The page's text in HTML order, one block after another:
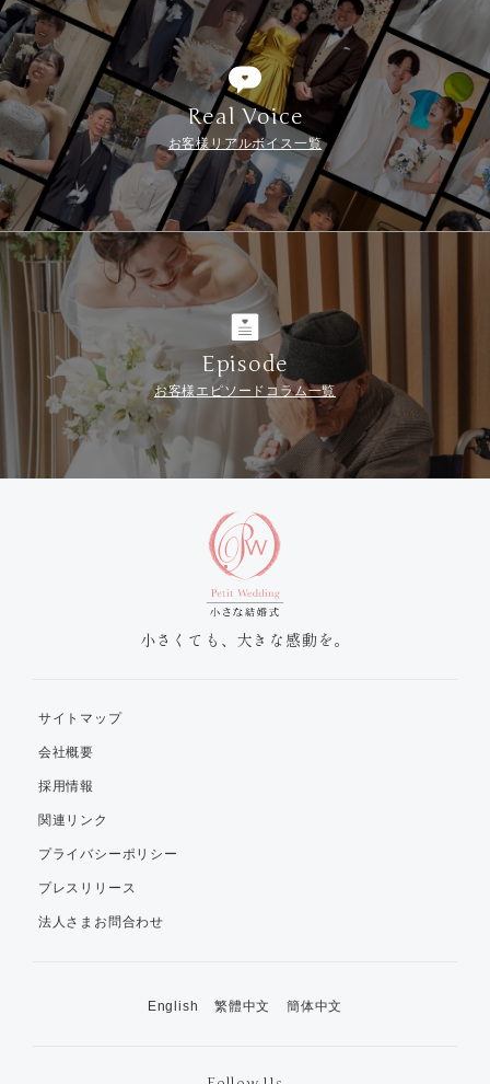
Real Voice
お客様リアルボイス一覧
Episode
お客様エピソードコラム一覧
小さくても、大きな感動を。
サイトマップ
会社概要
採用情報
関連リンク
プライバシーポリシー
プレスリリース
法人さまお問合わせ
English 繁體中文 簡体中文